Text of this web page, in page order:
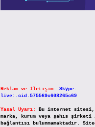
Reklam ve İletişim:
Skype:
live:.cid.575569c608265c69
Yasal Uyarı:
Bu internet
marka, kurum veya şahıs
bağlantısı bulunmamaktadır.